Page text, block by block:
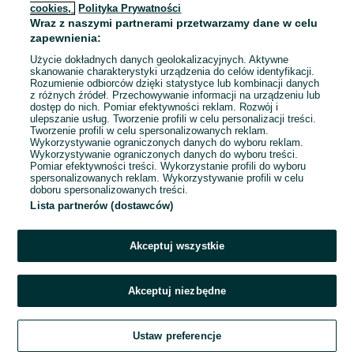
To ogłoszenie nie jest już dostępne
Przejdź na stronę główną
cookies,
Polityka Prywatności
Wraz z naszymi partnerami przetwarzamy dane w celu
zapewnienia:
Użycie dokładnych danych geolokalizacyjnych. Aktywne
skanowanie charakterystyki urządzenia do celów identyfikacji.
Rozumienie odbiorców dzięki statystyce lub kombinacji danych
z różnych źródeł. Przechowywanie informacji na urządzeniu lub
dostęp do nich. Pomiar efektywności reklam. Rozwój i
ulepszanie usług. Tworzenie profili w celu personalizacji treści.
Tworzenie profili w celu spersonalizowanych reklam.
Wykorzystywanie ograniczonych danych do wyboru reklam.
Wykorzystywanie ograniczonych danych do wyboru treści.
Pomiar efektywności treści. Wykorzystanie profili do wyboru
spersonalizowanych reklam. Wykorzystywanie profili w celu
doboru spersonalizowanych treści.
Lista partnerów (dostawców)
Akceptuj wszystkie
Akceptuj niezbędne
Ustaw preferencje